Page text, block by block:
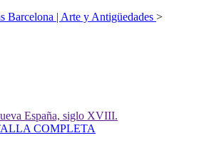
Barcelona | Arte y Antigüedades >
COMPLETA